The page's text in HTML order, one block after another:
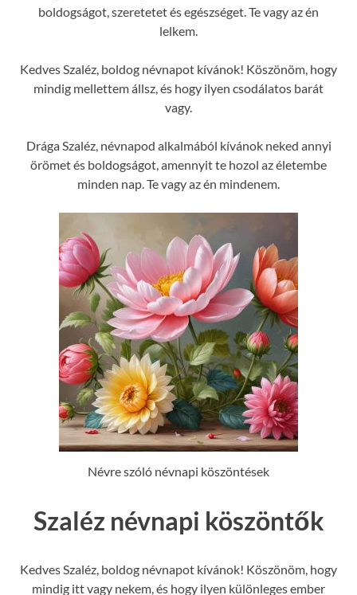
boldogságot, szeretetet és egészséget. Te vagy az én
lelkem.
Kedves Szaléz, boldog névnapot kívánok! Köszönöm, hogy
mindig mellettem állsz, és hogy ilyen csodálatos barát
vagy.
Drága Szaléz, névnapod alkalmából kívánok neked annyi
örömet és boldogságot, amennyit te hozol az életembe
minden nap. Te vagy az én mindenem.
Névre szóló névnapi köszöntések
Szaléz névnapi köszöntők
Kedves Szaléz, boldog névnapot kívánok! Köszönöm, hogy
mindig itt vagy nekem, és hogy ilyen különleges ember